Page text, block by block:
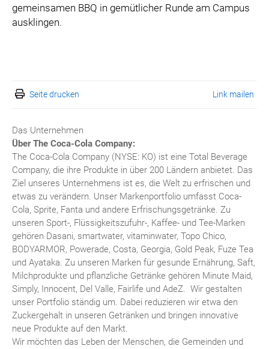
gemeinsamen BBQ in gemütlicher Runde am Campus
ausklingen.
Seite drucken Link mailen
Das Unternehmen
Über The Coca-Cola Company:
The Coca-Cola Company (NYSE: KO) ist eine Total Beverage
Company, die ihre Produkte in über 200 Ländern anbietet. Das
Ziel unseres Unternehmens ist es, die Welt zu erfrischen und
etwas zu verändern. Unser Markenportfolio umfasst Coca-
Cola, Sprite, Fanta und andere Erfrischungsgetränke. Zu
unseren Sport-, Flüssigkeitszufuhr-, Kaffee- und Tee-Marken
gehören Dasani, smartwater, vitaminwater, Topo Chico,
BODYARMOR, Powerade, Costa, Georgia, Gold Peak, Fuze Tea
und Ayataka. Zu unseren Marken für gesunde Ernährung, Saft,
Milchprodukte und pflanzliche Getränke gehören Minute Maid,
Simply, Innocent, Del Valle, Fairlife und AdeZ. Wir gestalten
unser Portfolio ständig um. Dabei reduzieren wir etwa den
Zuckergehalt in unseren Getränken und bringen innovative
neue Produkte auf den Markt.
Wir möchten das Leben der Menschen, die Gemeinden und